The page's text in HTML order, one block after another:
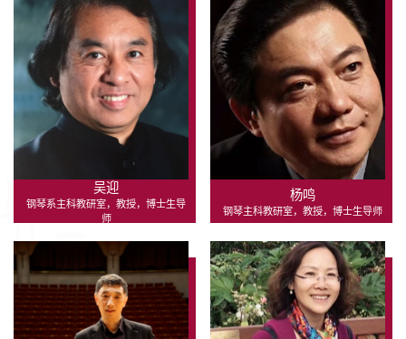
吴迎
钢琴系主科教研室，教授，博士生导
师
杨鸣
钢琴主科教研室，教授，博士生导师